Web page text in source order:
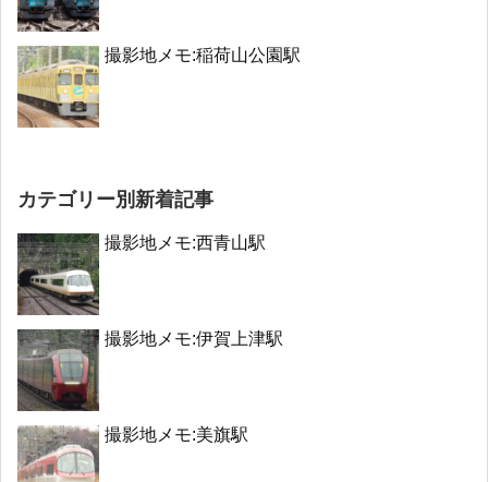
撮影地メモ:稲荷山公園駅
カテゴリー別新着記事
撮影地メモ:西青山駅
撮影地メモ:伊賀上津駅
撮影地メモ:美旗駅